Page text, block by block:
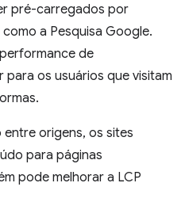
pré-carregados por
a Pesquisa Google.
de
os usuários que visitam
origens, os sites
para páginas
pode melhorar a LCP